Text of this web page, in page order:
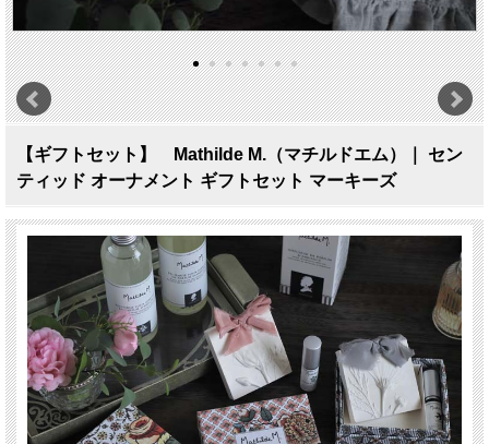
【ギフトセット】 Mathilde M.（マチルドエム）｜ セン
ティッド オーナメント ギフトセット マーキーズ